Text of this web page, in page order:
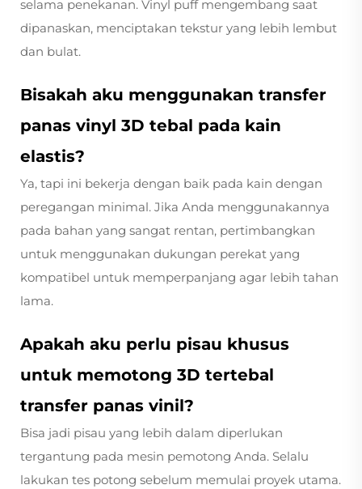
selama penekanan. Vinyl puff mengembang saat
dipanaskan, menciptakan tekstur yang lebih lembut
dan bulat.
Bisakah aku menggunakan transfer
panas vinyl 3D tebal pada kain
elastis?
Ya, tapi ini bekerja dengan baik pada kain dengan
peregangan minimal. Jika Anda menggunakannya
pada bahan yang sangat rentan, pertimbangkan
untuk menggunakan dukungan perekat yang
kompatibel untuk memperpanjang agar lebih tahan
lama.
Apakah aku perlu pisau khusus
untuk memotong 3D tertebal
transfer panas vinil?
Bisa jadi pisau yang lebih dalam diperlukan
tergantung pada mesin pemotong Anda. Selalu
lakukan tes potong sebelum memulai proyek utama.